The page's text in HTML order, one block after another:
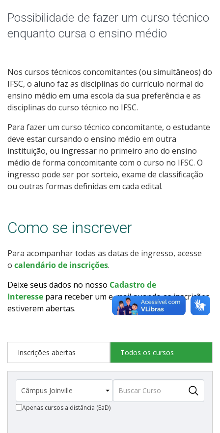
Educação a Distância
Todos os cursos
Processo de Inscrição
Resultados
Como posso estudar no IFSC?
Calendário de inscrições
Processos Seletivos
Cotas
Orientações para Matrícula
Transferências e Retornos
Vagas em Regime Especial
Possibilidade de fazer um curso técnico
enquanto cursa o ensino médio
Nos cursos técnicos concomitantes (ou simultâneos) do
IFSC, o aluno faz as disciplinas do currículo normal do
ensino médio em uma escola da sua preferência e as
disciplinas do curso técnico no IFSC.
Para fazer um curso técnico concomitante, o estudante
deve estar cursando o ensino médio em outra
instituição, ou ingressar no primeiro ano do ensino
médio de forma concomitante com o curso no IFSC. O
ingresso pode ser por sorteio, exame de classificação
ou outras formas definidas em cada edital.
Como se inscrever
Para acompanhar todas as datas de ingresso, acesse
o calendário de inscrições.
Deixe seus dados no nosso Cadastro de
Interesse para receber um e-mail quando as inscrições
estiverem abertas.
Inscrições abertas Todos os cursos
Apenas cursos a distância (EaD)